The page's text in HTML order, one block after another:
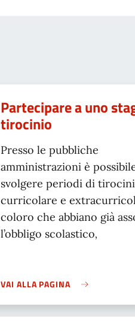
Partecipare a uno
tirocinio
Presso le pubbliche
amministrazioni è
svolgere periodi di
curricolare e
coloro che abbiano già
l’obbligo scolastico,
VAI ALLA PAGINA